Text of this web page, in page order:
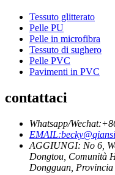
Tessuto glitterato
Pelle PU
Pelle in microfibra
Tessuto di sughero
Pelle PVC
Pavimenti in PVC
contattaci
Whatsapp/
AGGIUNGI: No 6,
Dongtou, Comunità
Dongguan,